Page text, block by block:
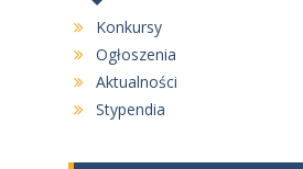
Konkursy
Ogłoszenia
Aktualności
Stypendia